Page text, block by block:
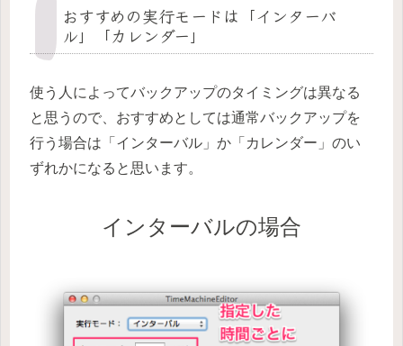
おすすめの実行モードは「インターバ
ル」「カレンダー」
使う人によってバックアップのタイミングは異なる
と思うので、おすすめとしては通常バックアップを
行う場合は「インターバル」か「カレンダー」のい
ずれかになると思います。
インターバルの場合